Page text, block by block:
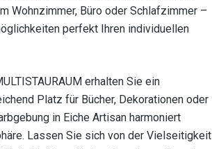
Wohnzimmer, Büro oder Schlafzimmer –
perfekt Ihren individuellen
erhalten Sie ein
Platz für Bücher, Dekorationen oder
in Eiche Artisan harmoniert
Lassen Sie sich von der Vielseitigkeit